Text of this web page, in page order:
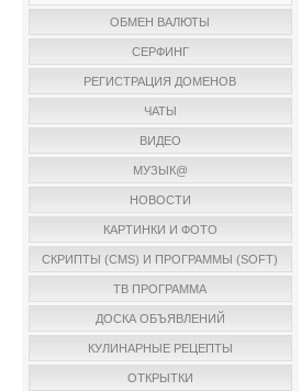
ОБМЕН ВАЛЮТЫ
СЕРФИНГ
РЕГИСТРАЦИЯ ДОМЕНОВ
ЧАТЫ
ВИДЕО
МУЗЫК@
НОВОСТИ
КАРТИНКИ И ФОТО
СКРИПТЫ (CMS) И ПРОГРАММЫ (SOFT)
ТВ ПРОГРАММА
ДОСКА ОБЪЯВЛЕНИЙ
КУЛИНАРНЫЕ РЕЦЕПТЫ
ОТКРЫТКИ